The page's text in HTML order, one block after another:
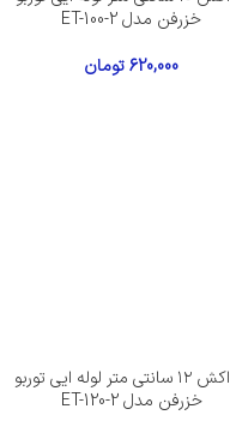
خزرفن مدل ET-100-2
620,000تومان
هواکش ۱۲ سانتی متر لوله ایی توربو
خزرفن مدل ET-120-2